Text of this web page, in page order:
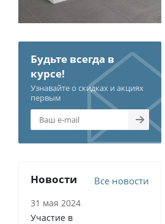
Будьте всегда в
курсе!
Узнавайте о скидках и акциях
первым
Новости Все новости
31 мая 2024
Участие в